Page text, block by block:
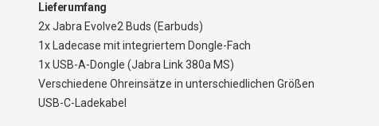
Lieferumfang
2x Jabra Evolve2 Buds (Earbuds)
1x Ladecase mit integriertem Dongle-Fach
1x USB-A-Dongle (Jabra Link 380a MS)
Verschiedene Ohreinsätze in unterschiedlichen Größen
USB-C-Ladekabel